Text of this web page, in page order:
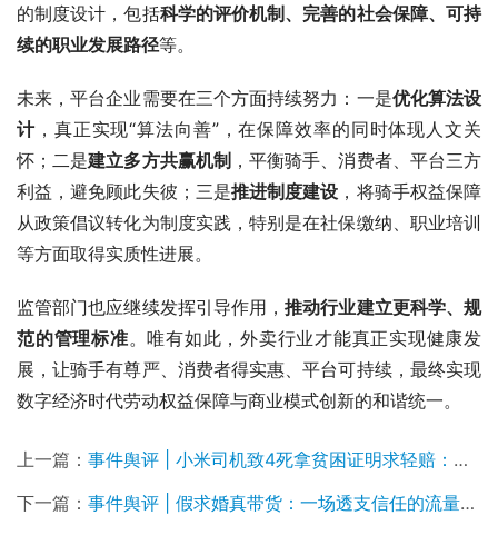
的制度设计，包括科学的评价机制、完善的社会保障、可持
续的职业发展路径等。
未来，平台企业需要在三个方面持续努力：一是优化算法设
计，真正实现“算法向善”，在保障效率的同时体现人文关
怀；二是建立多方共赢机制，平衡骑手、消费者、平台三方
利益，避免顾此失彼；三是推进制度建设 ，将骑手权益保障
从政策倡议转化为制度实践，特别是在社保缴纳、职业培训
等方面取得实质性进展。
监管部门也应继续发挥引导作用，推动行业建立更科学、规
范的管理标准。唯有如此，外卖行业才能真正实现健康发
展，让骑手有尊严、消费者得实惠、平台可持续，最终实现
数字经济时代劳动权益保障与商业模式创新的和谐统一。
上一篇： 事件舆评 | 小米司机致4死拿贫困证明求轻赔：舆情漩涡里的司法公平与基层漏洞
下一篇： 事件舆评 | 假求婚真带货：一场透支信任的流量游戏